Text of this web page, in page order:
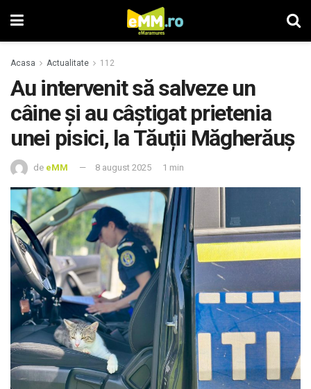
Acasa Actualitate 112
Au intervenit să salveze un
câine și au câștigat prietenia
unei pisici, la Tăuții Măgherăuș
de eMM 8 august 2025 1 min